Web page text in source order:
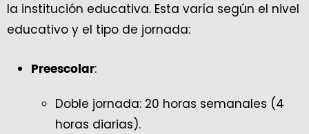
la institución educativa. Esta varía según el nivel
educativo y el tipo de jornada:
Preescolar:
Doble jornada: 20 horas semanales (4
horas diarias).